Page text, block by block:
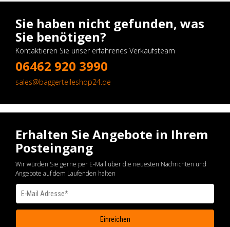
Sie haben nicht gefunden, was
Sie benötigen?
Kontaktieren Sie unser erfahrenes Verkaufsteam
06462 920 3990
sales@baggerteileshop24.de
Erhalten Sie Angebote in Ihrem
Posteingang
Wir würden Sie gerne per E-Mail über die neuesten Nachrichten und
Angebote auf dem Laufenden halten